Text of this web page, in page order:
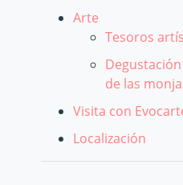
Arte
Tesoros
de las
Visita con
Localización